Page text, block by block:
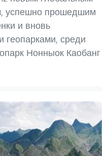
успешно прошедшим
и вновь
среди
Нонныок Каобанг